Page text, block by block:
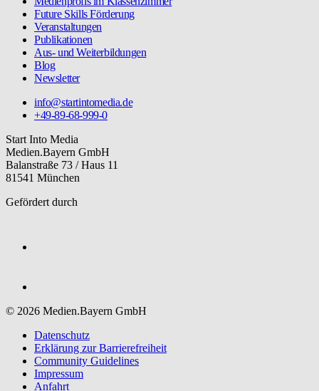
Future Skills Förderung
Veranstaltungen
Publikationen
Aus- und Weiterbildungen
Blog
Newsletter
info@startintomedia.de
+49-89-68-999-0
Start Into Media
Medien.Bayern GmbH
Balanstraße 73 / Haus 11
81541 München
Gefördert durch
© 2026 Medien.Bayern GmbH
Datenschutz
Erklärung zur Barriere­freiheit
Community Guidelines
Impressum
Anfahrt